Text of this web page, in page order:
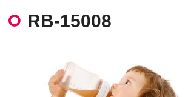
RB-15008